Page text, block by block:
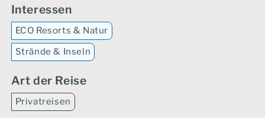
Interessen
ECO Resorts & Natur
Strände & Inseln
Art der Reise
Privatreisen